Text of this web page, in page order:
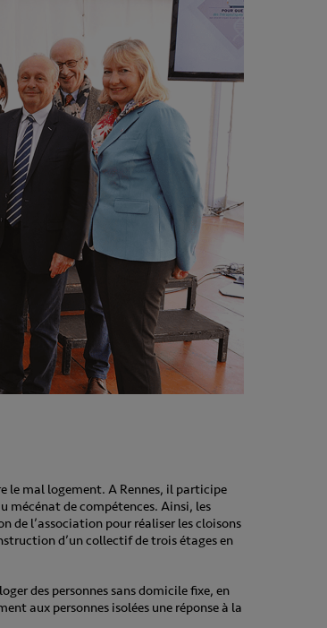
le mal logement. A Rennes, il participe
mécénat de compétences. Ainsi, les
de l’association pour réaliser les cloisons
d’un collectif de trois étages en
des personnes sans domicile fixe, en
aux personnes isolées une réponse à la